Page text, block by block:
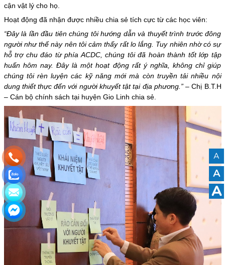
cận vật lý cho họ.
Hoạt động đã nhận được nhiều chia sẻ tích cực từ các học viên:
“Đây là lần đầu tiên chúng tôi hướng dẫn và thuyết trình trước đông
người như thế này nên tôi cảm thấy rất lo lắng. Tuy nhiên nhờ có sự
hỗ trợ chu đáo từ phía ACDC, chúng tôi đã hoàn thành tốt lớp tập
huấn hôm nay. Đây là một hoạt động rất ý nghĩa, không chỉ giúp
chúng tôi rèn luyện các kỹ năng mới mà còn truyền tải nhiều nội
dung thiết thực đến với người khuyết tật tại địa phương.”– Chị B.T.H
– Cán bộ chính sách tại huyện Gio Linh chia sẻ.
A
A
A